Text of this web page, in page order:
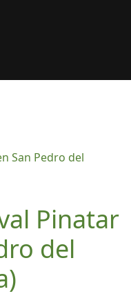
Pinatar
del